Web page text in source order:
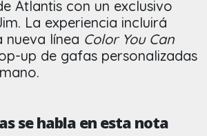
Atlantis con un exclusivo
La experiencia incluirá
nueva línea Color You Can
up de gafas personalizadas
se habla en esta nota